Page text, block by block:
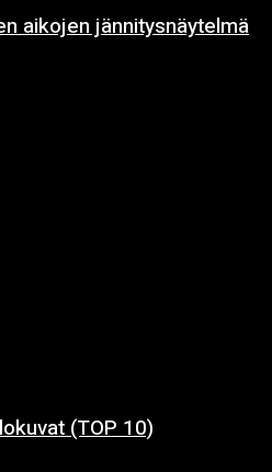
aikojen jännitysnäytelmä
(TOP 10)